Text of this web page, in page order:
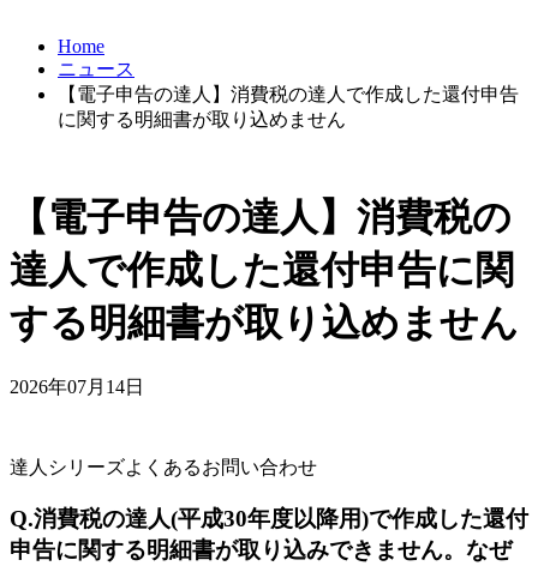
Home
ニュース
【電子申告の達人】消費税の達人で作成した還付申告
に関する明細書が取り込めません
【電子申告の達人】消費税の
達人で作成した還付申告に関
する明細書が取り込めません
2026年07月14日
達人シリーズよくあるお問い合わせ
Q.消費税の達人(平成30年度以降用)で作成した還付
申告に関する明細書が取り込みできません。なぜ